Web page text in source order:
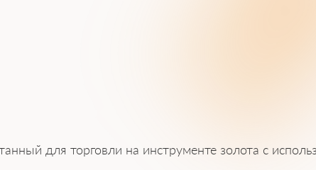
для торговли на инструменте золота с